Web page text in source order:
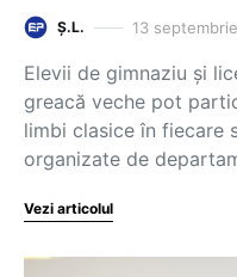
Ș.L. 13
Elevii de gimnaziu și
greacă veche pot
limbi clasice în fiecare
organizate de
Vezi articolul